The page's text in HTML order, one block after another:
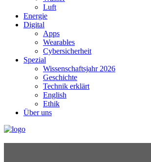
Luft
Energie
Digital
Apps
Wearables
Cybersicherheit
Spezial
Wissenschaftsjahr 2026
Geschichte
Technik erklärt
English
Ethik
Über uns